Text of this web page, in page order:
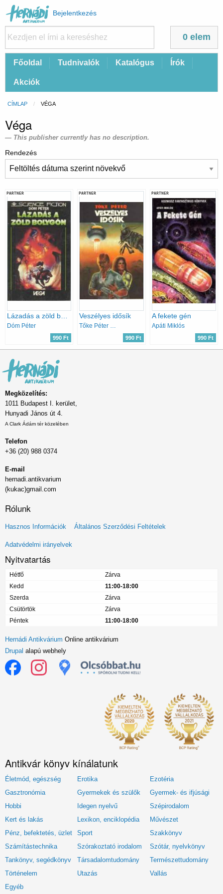
Felhasználói
fiók
menüje
Bejelentkezés
0 elem
FőFőoldal Tudnivalók Katalógus Írók
Akciók
Morzsa
CÍMLAP CURRENT:
VÉGA
Véga
This publisher currently has no description.
Rendezés
PARTNER
Dóm Péter
990 Ft
PARTNER
Veszélyes idősík
990 Ft
PARTNER
A fekete gén
Apáti Miklós
990 Ft
Megközelítés:
1011 Budapest I. kerület,
Hunyadi János út 4.
A Clark Ádám tér közelében
Telefon
+36 (20) 988 0374
E-mail
hernadi.antikvarium
(kukac)gmail.com
Rólunk
Lábléc
menü
Hasznos Információk Általános Szerződési Feltételek
Adatvédelmi irányelvek
Nyitvatartás
Hétfő
Zárva
Kedd
11:00-18:00
Szerda
Zárva
Csütörtök
Zárva
Péntek
11:00-18:00
Hernádi Antikvárium Online antikvárium
Drupal alapú webhely
Antikvár könyv kínálatunk
Életmód, egészség Erotika
Ezotéria
Gasztronómia
Gyermekek és szülők
Gyermek- és ifjúsági
Hobbi
Idegen nyelvű
Szépirodalom
Kert és lakás
Lexikon, enciklopédia
Művészet
Pénz, befektetés, üzlet
Sport
Szakkönyv
Számítástechnika
Szórakoztató irodalom
Szótár, nyelvkönyv
Tankönyv, segédkönyv
Társadalomtudomány
Természettudomány
Történelem
Utazás
Vallás
Egyéb